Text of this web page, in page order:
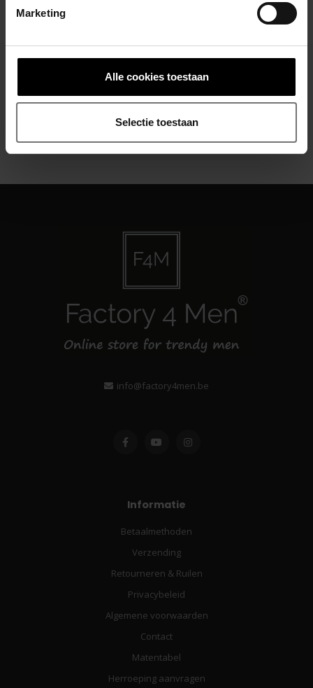
Marketing
Alle cookies toestaan
Selectie toestaan
Abonneer je op onze nieuwsbrief
Blijf op de hoogte over onze laatste acties
info@factory4men.be
Informatie
Betaalmethoden
Verzending
Retourneren & Ruilen
Privacybeleid
Algemene voorwaarden
Contact
Matentabel
Herroeping aanvragen